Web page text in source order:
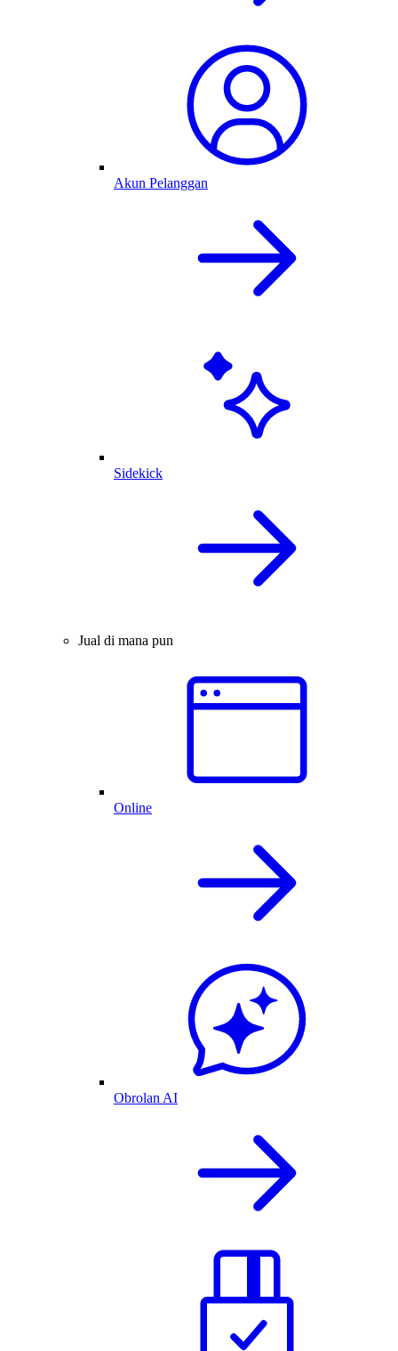
Akun Pelanggan
Sidekick
Jual di mana pun
Online
Obrolan AI